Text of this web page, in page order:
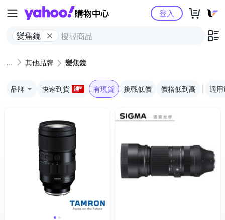
Yahoo購物中心
變焦鏡
登入
其他品牌 變焦鏡
品牌 快速到貨 有現貨 挑戰低價 價格低到高 適